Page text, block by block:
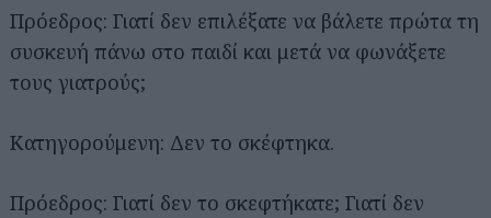
Πρόεδρος: Γιατί δεν επιλέξατε να βάλετε πρώτα τη
συσκευή πάνω στο παιδί και μετά να φωνάξετε
τους γιατρούς;
Κατηγορούμενη: Δεν το σκέφτηκα.
Πρόεδρος: Γιατί δεν το σκεφτήκατε; Γιατί δεν